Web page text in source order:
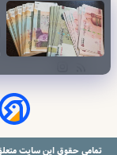
علم و فناوری
درباره ما
تبلیغات و تماس با
تمامی حقوق این سایت